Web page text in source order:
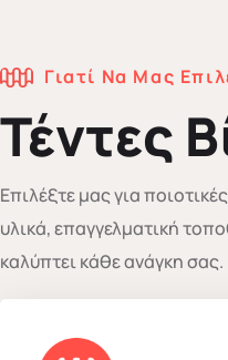
Γιατί Να Μας
Τέντες
Επιλέξτε μας για
υλικά, επαγγελματική
καλύπτει κάθε ανάγκη σας.